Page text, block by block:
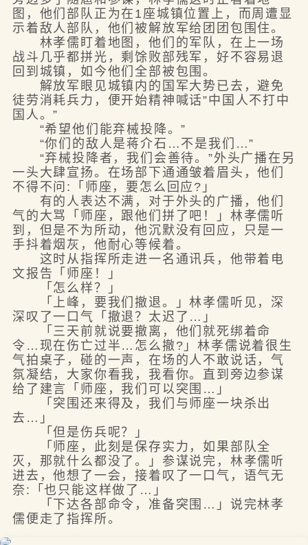
图，他们部队正为在1座城镇位置上，而周遭显
示着敌人部队，他们被解放军给团团包围住。
林孝儒盯着地图，他们的军队，在上一场
战斗几乎都拼光，剩馀败部残军，好不容易退
回到城镇，如今他们全部被包围。
解放军眼见城镇内的国军大势已去，避免
徒劳消耗兵力，便开始精神喊话”中国人不打中
国人。”
“希望他们能弃械投降。”
“你们的敌人是蒋介石…不是我们…”
“弃械投降者，我们会善待。”外头广播在另
一头大肆宣扬。在场部下通通皱着眉头，他们
不得不问:「师座，要怎么回应?」
有的人表达不满，对于外头的广播，他们
气的大骂「师座，跟他们拼了吧！」林孝儒听
到，但是不为所动，他沉默没有回应，只是一
手抖着烟灰，他耐心等候着。
这时从指挥所走进一名通讯兵，他带着电
文报告「师座！」
「怎么样？」
「上峰，要我们撤退。」林孝儒听见，深
深叹了一口气「撤退？太迟了…」
「三天前就说要撤离，他们就死绑着命
令…现在伤亡过半…怎么撤?」林孝儒说着很生
气拍桌子，碰的一声，在场的人不敢说话，气
氛凝结，大家你看我，我看你。直到旁边参谋
给了建言「师座，我们可以突围…」
「突围还来得及，我们与师座一块杀出
去…」
「但是伤兵呢？」
「师座，此刻是保存实力，如果部队全
灭，那就什么都没了。」参谋说完，林孝儒听
进去，他想了一会，接着叹了一口气，语气无
奈:「也只能这样做了…」
「下达各部命令，准备突围…」说完林孝
儒便走了指挥所。